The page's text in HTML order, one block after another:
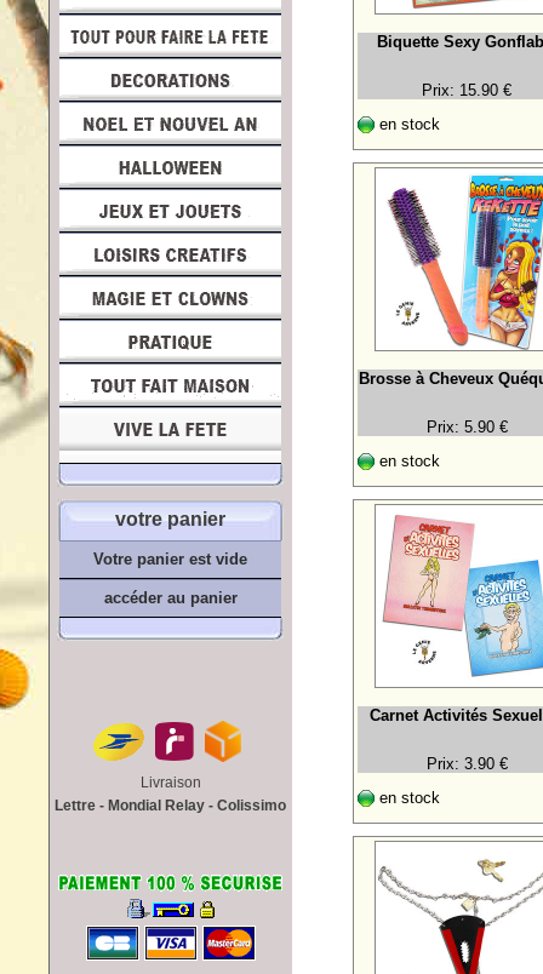
votre panier
Votre panier est vide
accéder au panier
Livraison
Lettre - Mondial Relay - Colissimo
Biquette Sexy
Prix: 15.90 €
en stock
Brosse à Cheveux
Prix: 5.90 €
en stock
Carnet Activités
Prix: 3.90 €
en stock